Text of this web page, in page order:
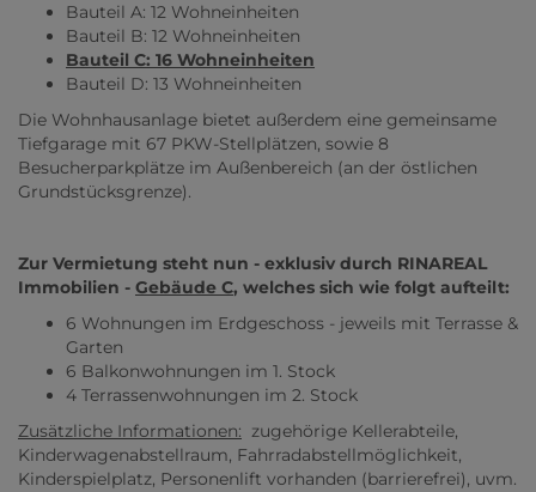
Bauteil A: 12 Wohneinheiten
Bauteil B: 12 Wohneinheiten
Bauteil C: 16 Wohneinheiten
Bauteil D: 13 Wohneinheiten
Die Wohnhausanlage bietet außerdem eine gemeinsame
Tiefgarage mit 67 PKW-Stellplätzen, sowie 8
Besucherparkplätze im Außenbereich (an der östlichen
Grundstücksgrenze).
Zur Vermietung steht nun - exklusiv durch RINAREAL
Immobilien - Gebäude C, welches sich wie folgt aufteilt:
6 Wohnungen im Erdgeschoss - jeweils mit Terrasse &
Garten
6 Balkonwohnungen im 1. Stock
4 Terrassenwohnungen im 2. Stock
Zusätzliche Informationen: zugehörige Kellerabteile,
Kinderwagenabstellraum, Fahrradabstellmöglichkeit,
Kinderspielplatz, Personenlift vorhanden (barrierefrei), uvm.